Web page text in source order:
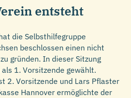
entsteht
die Selbsthilfegruppe
beschlossen einen nicht
gründen. In dieser Sitzung
1. Vorsitzende gewählt.
2. Vorsitzende und Lars Pflaster
Hannover ermöglichte der